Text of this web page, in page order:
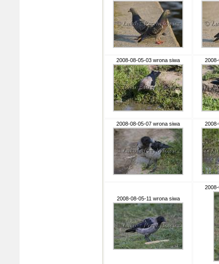
2008-08-05-03 wrona siwa
2008-08-05-07 wrona siwa
2008-08-05-11 wrona siwa